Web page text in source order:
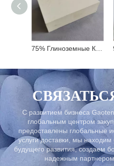
С развитием бизнеса
глобальным центром
предоставлены глобальные
услуги доставки, мы
будущего развития, создаем
надежным